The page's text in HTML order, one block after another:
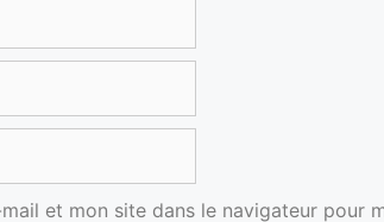
et mon site dans le navigateur pour